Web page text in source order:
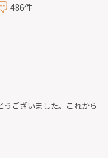
486件
ございました。これから